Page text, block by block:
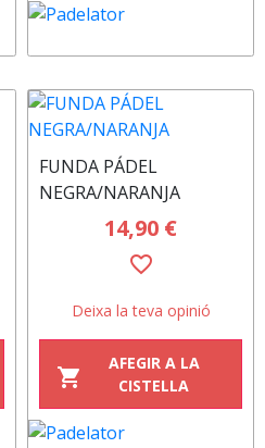
FUNDA PÁDEL
NEGRA/NARANJA
14,90 €
favorite_border
Deixa la teva opinió
shopping_cart
AFEGIR A LA
CISTELLA